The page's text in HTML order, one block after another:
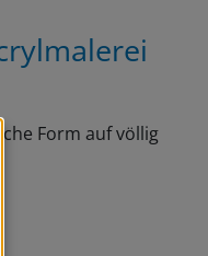
Form auf völlig